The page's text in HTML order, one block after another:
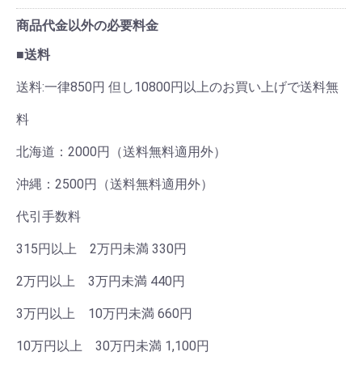
商品代金以外の必要料金
■送料
送料:一律850円 但し10800円以上のお買い上げで送料無
料
北海道：2000円（送料無料適用外）
沖縄：2500円（送料無料適用外）
代引手数料
315円以上 2万円未満 330円
2万円以上 3万円未満 440円
3万円以上 10万円未満 660円
10万円以上 30万円未満 1,100円